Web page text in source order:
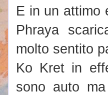
E in un attimo
Phraya
molto sentito
Ko Kret in
sono auto